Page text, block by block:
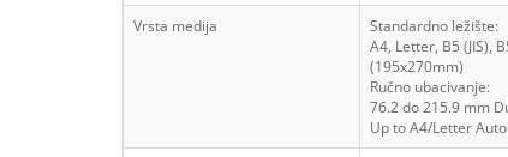
Vrsta medija
Standardno ležište:
A4, Letter, B5 (JIS),
(195x270mm)
Ručno ubacivanje:
76.2 do 215.9 mm
Up to A4/Letter